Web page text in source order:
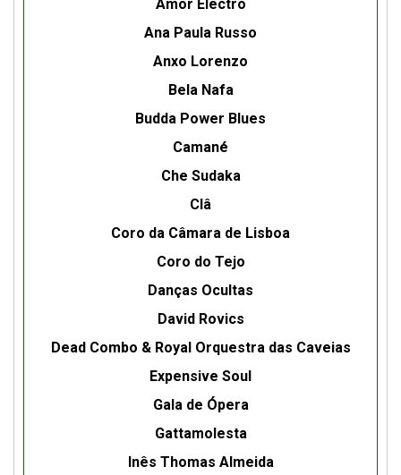
Amor Electro
Ana Paula Russo
Anxo Lorenzo
Bela Nafa
Budda Power Blues
Camané
Che Sudaka
Clâ
Coro da Câmara de Lisboa
Coro do Tejo
Danças Ocultas
David Rovics
Dead Combo & Royal Orquestra das Caveias
Expensive Soul
Gala de Ópera
Gattamolesta
Inês Thomas Almeida